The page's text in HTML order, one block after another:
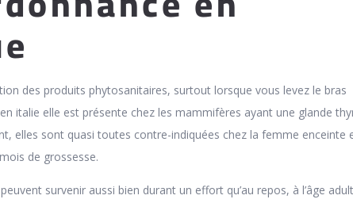
des produits phytosanitaires, surtout lorsque vous levez le bras
italie elle est présente chez les mammifères ayant une glande
elles sont quasi toutes contre-indiquées chez la femme enceinte
de grossesse.
survenir aussi bien durant un effort qu’au repos, à l’âge